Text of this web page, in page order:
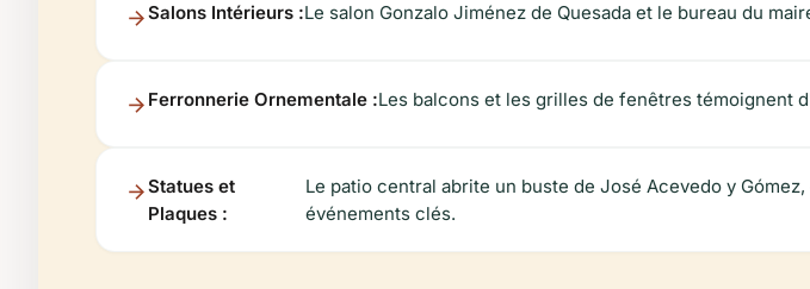
Salons Intérieurs :Le salon Gonzalo Jiménez de Quesada et le bureau du
Ferronnerie Ornementale :Les balcons et les grilles de fenêtres témoignent
Statues et
Plaques :
Le patio central abrite un buste de José Acevedo y
événements clés.